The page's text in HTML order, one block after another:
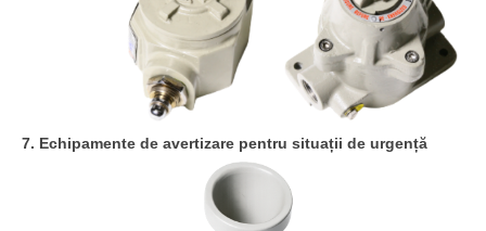
7. Echipamente de avertizare pentru situații de urgență